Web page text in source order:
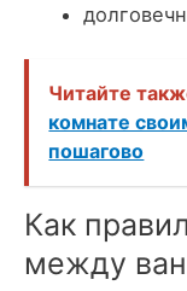
Читайте
комнате
пошагово
Как
между